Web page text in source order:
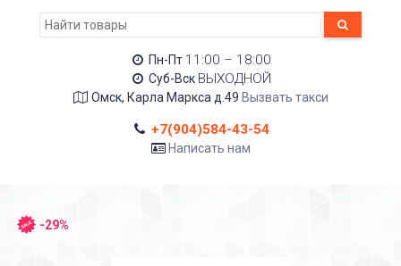
Пн-Пт 11:00 – 18:00
Суб-Вск ВЫХОДНОЙ
Омск, Карла Маркса д.49 Вызвать такси
+7(904)584-43-54
Написать нам
-29%